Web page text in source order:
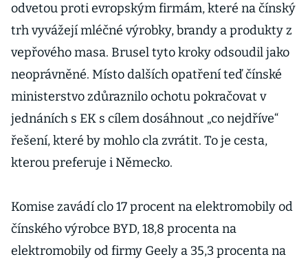
odvetou proti evropským firmám, které na čínský
trh vyvážejí mléčné výrobky, brandy a produkty z
vepřového masa. Brusel tyto kroky odsoudil jako
neoprávněné. Místo dalších opatření teď čínské
ministerstvo zdůraznilo ochotu pokračovat v
jednáních s EK s cílem dosáhnout „co nejdříve“
řešení, které by mohlo cla zvrátit. To je cesta,
kterou preferuje i Německo.
Komise zavádí clo 17 procent na elektromobily od
čínského výrobce BYD, 18,8 procenta na
elektromobily od firmy Geely a 35,3 procenta na